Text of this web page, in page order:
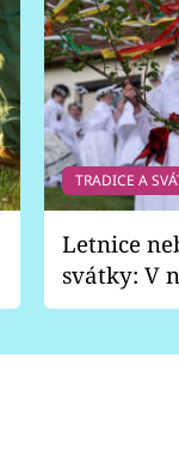
TRADICE A
Letnice
svátky: V
pondělí